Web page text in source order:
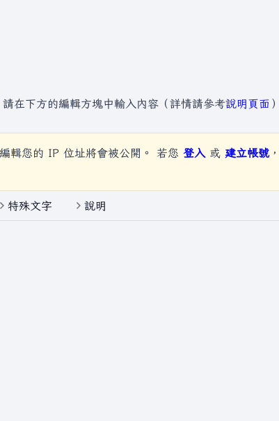
在下方的編輯方塊中輸入內容（詳情請參考說明頁面
輯您的 IP 位址將會被公開。 若您 登入 或 建立帳號
特殊文字 說明